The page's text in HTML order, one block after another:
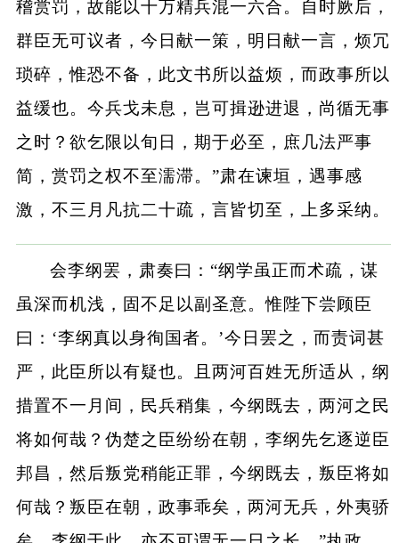
稽赏罚，故能以十万精兵混一六合。自时厥后，
群臣无可议者，今日献一策，明日献一言，烦冗
琐碎，惟恐不备，此文书所以益烦，而政事所以
益缓也。今兵戈未息，岂可揖逊进退，尚循无事
之时？欲乞限以旬日，期于必至，庶几法严事
简，赏罚之权不至濡滞。”肃在谏垣，遇事感
激，不三月凡抗二十疏，言皆切至，上多采纳。
会李纲罢，肃奏曰：“纲学虽正而术疏，谋
虽深而机浅，固不足以副圣意。惟陛下尝顾臣
曰：‘李纲真以身徇国者。’今日罢之，而责词甚
严，此臣所以有疑也。且两河百姓无所适从，纲
措置不一月间，民兵稍集，今纲既去，两河之民
将如何哉？伪楚之臣纷纷在朝，李纲先乞逐逆臣
邦昌，然后叛党稍能正罪，今纲既去，叛臣将如
何哉？叛臣在朝，政事乖矣，两河无兵，外夷骄